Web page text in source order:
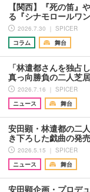
【関西】『死の笛』
る『シナモロールワ
2026.7.30 ｜ SPICER
コラム
舞台
「林遣都さんを独占
真っ向勝負の二人芝
2026.7.16 ｜ SPICER
ニュース
舞台
安田顕・林遣都の二
き下ろした戯曲の発
2026.5.15 ｜ SPICER
ニュース
舞台
安田顕企画・プロデ